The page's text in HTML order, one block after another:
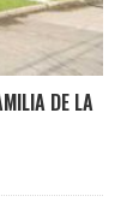
DE LA